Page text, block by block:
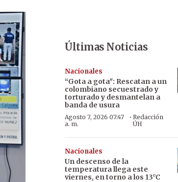
Últimas Noticias
Nacionales
“Gota a gota": Rescatan a un
colombiano secuestrado y
torturado y desmantelan a
banda de usura
Agosto 7, 2026 07:47
a. m.
· Redacción
ÚH
Nacionales
Un descenso de la
temperatura llega este
viernes, en torno a los 13°C